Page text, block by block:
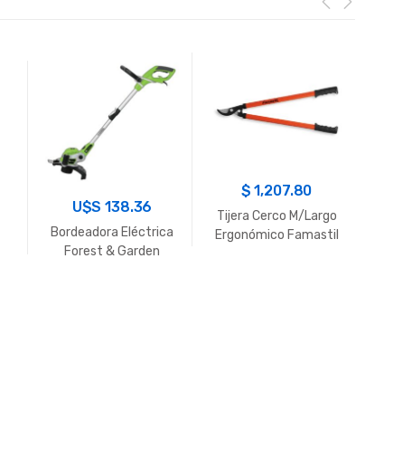
U$S138.36
Bordeadora Eléctrica
Forest & Garden
$1,207.80
Tijera Cerco M/Largo
Ergonómico Famastil